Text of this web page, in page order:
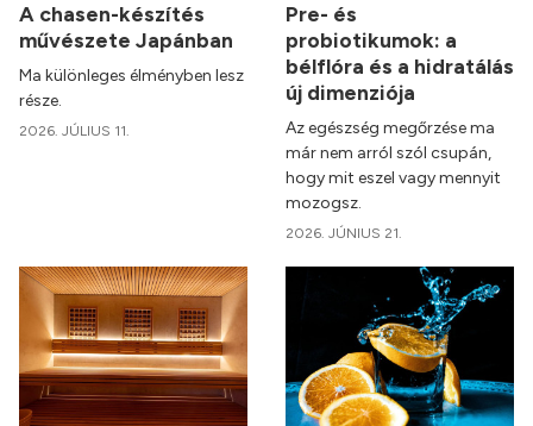
A chasen-készítés
művészete Japánban
Ma különleges élményben lesz
része.
2026. JÚLIUS 11.
Pre- és
probiotikumok: a
bélflóra és a hidratálás
új dimenziója
Az egészség megőrzése ma
már nem arról szól csupán,
hogy mit eszel vagy mennyit
mozogsz.
2026. JÚNIUS 21.